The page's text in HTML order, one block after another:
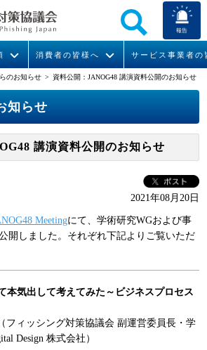
報告
イベント
月次報告書
消費者の皆様へ
フィッシングの報告
かるフィッシング詐欺対策 5ヶ条
サービス事業者の
THINK. CONNECT.
運営委員紹介
WG活動
入会案内
パンフレット
のお知らせ > 資料公開：JANOG48 講演資料公開のお知らせ
知らせ
講演資料公開のお知らせ
2021年08月20日
Meetingにて、学術研究WGおよび事
開しました。それぞれ下記よりご覧いただ
本気出して考えてみた～ビジネスプロセス
フィッシング対策協議会 副運営委員長・学
Design 株式会社）